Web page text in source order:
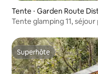
Tente ⋅ Garden Route
Tente glamping 11, séjour
Superhôte
Superhôte